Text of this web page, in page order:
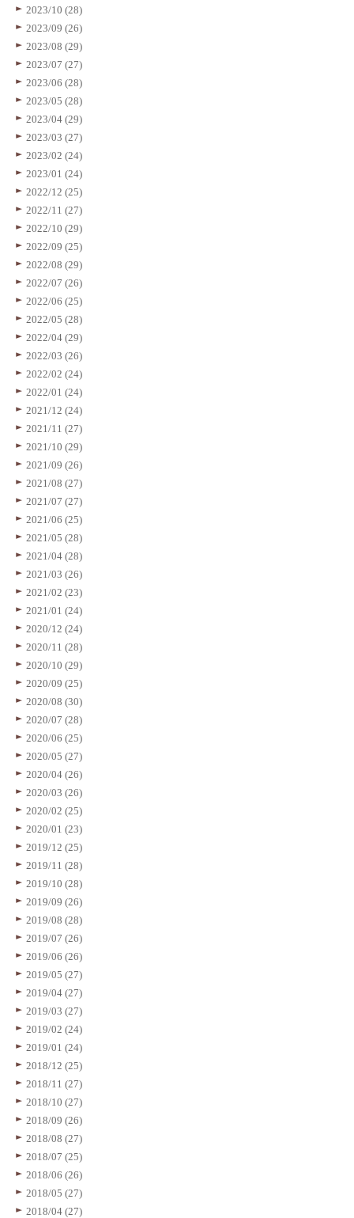
2023/10 (28)
2023/09 (26)
2023/08 (29)
2023/07 (27)
2023/06 (28)
2023/05 (28)
2023/04 (29)
2023/03 (27)
2023/02 (24)
2023/01 (24)
2022/12 (25)
2022/11 (27)
2022/10 (29)
2022/09 (25)
2022/08 (29)
2022/07 (26)
2022/06 (25)
2022/05 (28)
2022/04 (29)
2022/03 (26)
2022/02 (24)
2022/01 (24)
2021/12 (24)
2021/11 (27)
2021/10 (29)
2021/09 (26)
2021/08 (27)
2021/07 (27)
2021/06 (25)
2021/05 (28)
2021/04 (28)
2021/03 (26)
2021/02 (23)
2021/01 (24)
2020/12 (24)
2020/11 (28)
2020/10 (29)
2020/09 (25)
2020/08 (30)
2020/07 (28)
2020/06 (25)
2020/05 (27)
2020/04 (26)
2020/03 (26)
2020/02 (25)
2020/01 (23)
2019/12 (25)
2019/11 (28)
2019/10 (28)
2019/09 (26)
2019/08 (28)
2019/07 (26)
2019/06 (26)
2019/05 (27)
2019/04 (27)
2019/03 (27)
2019/02 (24)
2019/01 (24)
2018/12 (25)
2018/11 (27)
2018/10 (27)
2018/09 (26)
2018/08 (27)
2018/07 (25)
2018/06 (26)
2018/05 (27)
2018/04 (27)